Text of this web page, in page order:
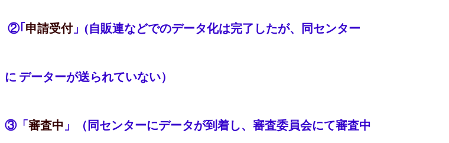
②｢ 申請受付」(自販連などでのデータ化は完了したが、同センター
に データーが送られていない）
③「審査中 」（同センターにデータが到着し、審査委員会にて審査中